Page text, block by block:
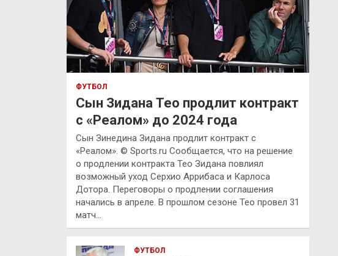
ФУТБОЛ
Сын Зидана Тео продлит контракт
с «Реалом» до 2024 года
Сын Зинедина Зидана продлит контракт с
«Реалом». © Sports.ru Сообщается, что на решение
о продлении контракта Тео Зидана повлиял
возможный уход Серхио Аррибаса и Карлоса
Дотора. Переговоры о продлении соглашения
начались в апреле. В прошлом сезоне Тео провел 31
матч…
ФУТБОЛ